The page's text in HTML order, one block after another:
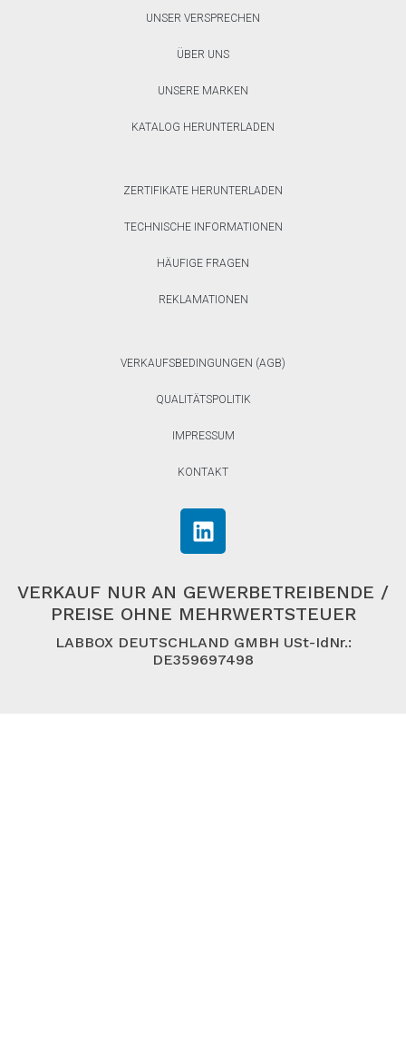
UNSER VERSPRECHEN
ÜBER UNS
UNSERE MARKEN
KATALOG HERUNTERLADEN
ZERTIFIKATE HERUNTERLADEN
TECHNISCHE INFORMATIONEN
HÄUFIGE FRAGEN
REKLAMATIONEN
VERKAUFSBEDINGUNGEN (AGB)
QUALITÄTSPOLITIK
IMPRESSUM
KONTAKT
VERKAUF NUR AN GEWERBETREIBENDE /
PREISE OHNE MEHRWERTSTEUER
LABBOX DEUTSCHLAND GMBH USt-IdNr.:
DE359697498